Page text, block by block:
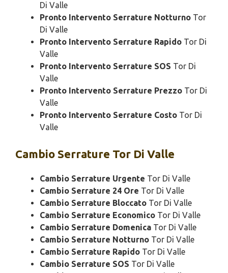
Di Valle
Pronto Intervento Serrature Notturno Tor
Di Valle
Pronto Intervento Serrature Rapido Tor Di
Valle
Pronto Intervento Serrature SOS Tor Di
Valle
Pronto Intervento Serrature Prezzo Tor Di
Valle
Pronto Intervento Serrature Costo Tor Di
Valle
Cambio Serrature Tor Di Valle
Cambio Serrature Urgente Tor Di Valle
Cambio Serrature 24 Ore Tor Di Valle
Cambio Serrature Bloccato Tor Di Valle
Cambio Serrature Economico Tor Di Valle
Cambio Serrature Domenica Tor Di Valle
Cambio Serrature Notturno Tor Di Valle
Cambio Serrature Rapido Tor Di Valle
Cambio Serrature SOS Tor Di Valle